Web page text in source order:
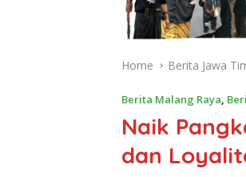
Home Berita Jawa
Berita Malang Raya,
Naik
dan